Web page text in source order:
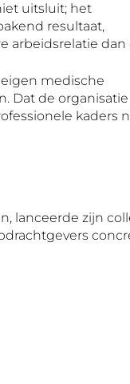
uitsluit; het
resultaat,
arbeidsrelatie dan
medische
Dat de organisatie
kaders
lanceerde zijn